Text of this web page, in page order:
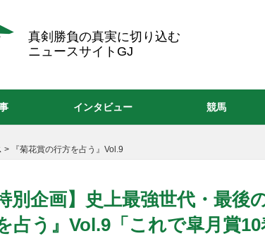
真剣勝負の真実に切り込む
ニュースサイトGJ
> 『菊花賞の行方を占う』Vol.9
別企画】史上最強世代・最後
占う』Vol.9「これで皐月賞
インタビュー 競馬